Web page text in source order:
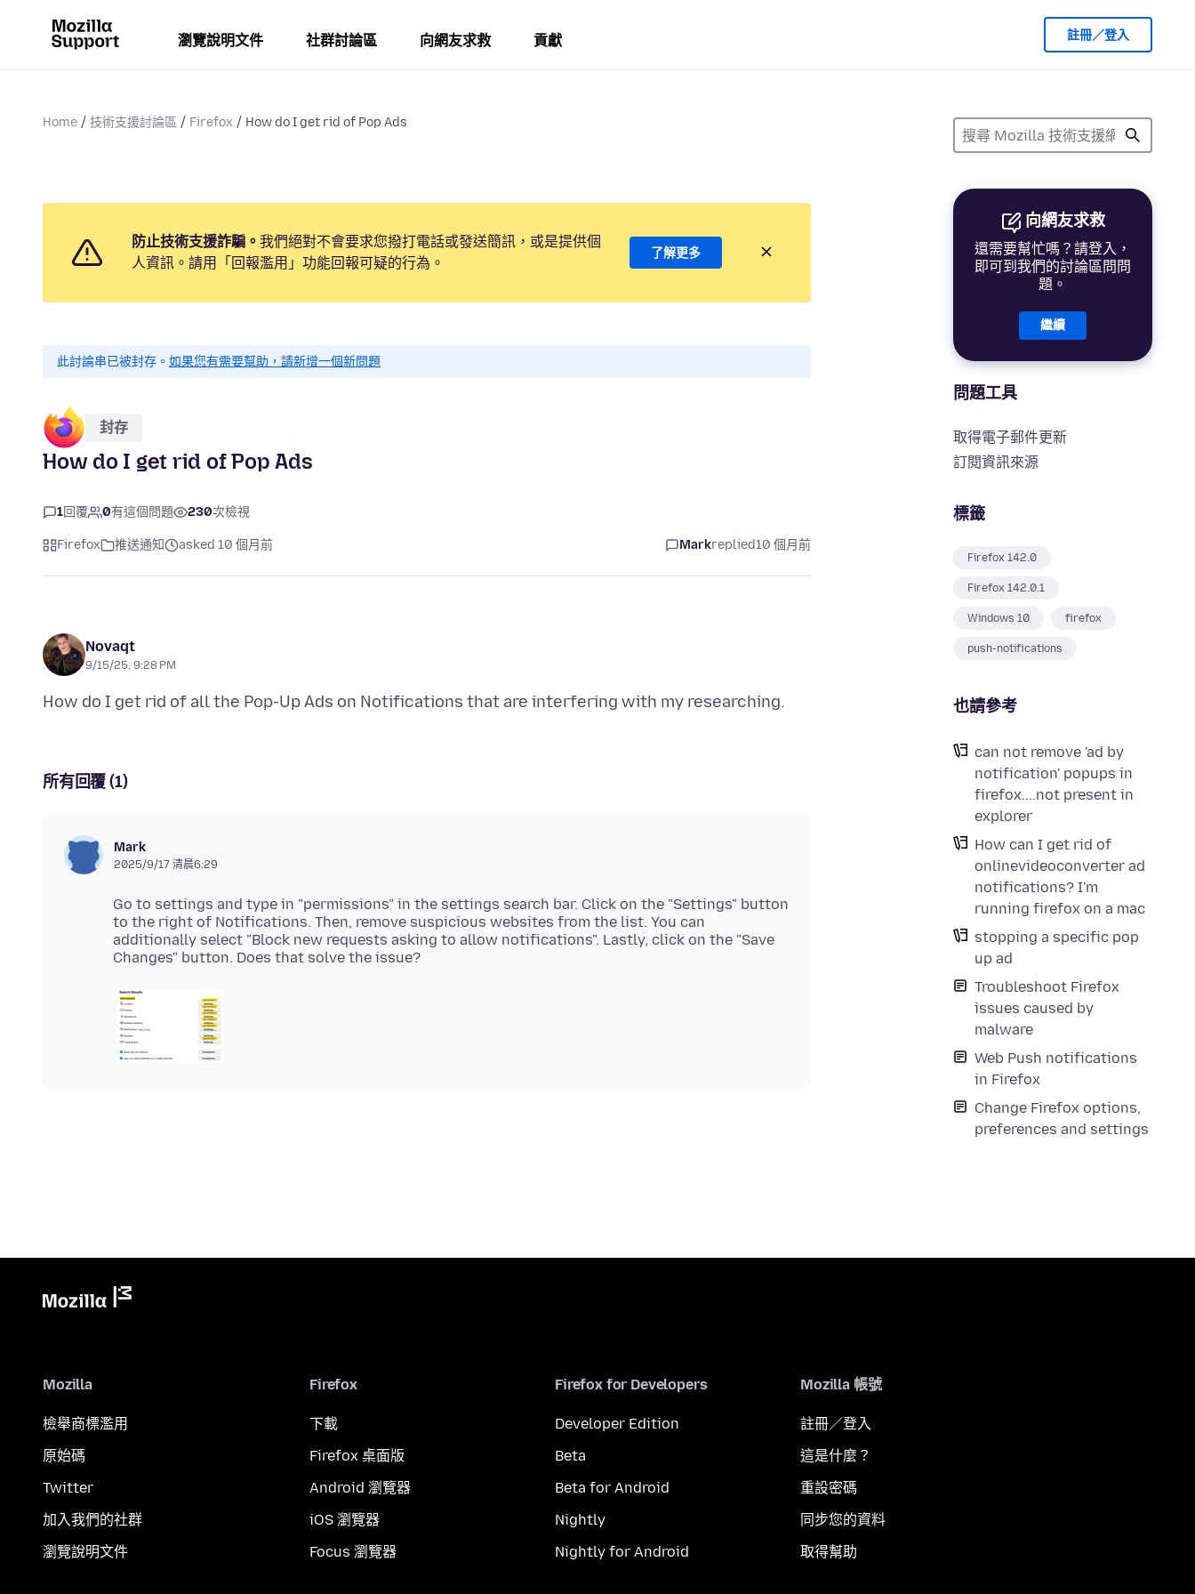
瀏覽說明文件 社群討論區 向網友求救 貢獻 註冊／登入
Home 技術支援討論區 Firefox How do I get rid of Pop Ads
向網友求救
還需要幫忙嗎？請登入，
即可到我們的討論區問問
題。
繼續
問題工具
取得電子郵件更新
訂閱資訊來源
標籤
Firefox 142.0
Firefox 142.0.1
Windows 10 firefox
push-notifications
也請參考
can not remove 'ad by
notification' popups in
firefox....not present in
explorer
How can I get rid of
onlinevideoconverter ad
notifications? I'm
running firefox on a mac
stopping a specific pop
up ad
Troubleshoot Firefox
issues caused by
malware
Web Push notifications
in Firefox
Change Firefox options,
preferences and settings
防止技術支援詐騙。 我們絕對不會要求您撥打電話或發送簡訊，或是提供個
人資訊。請用「回報濫用」功能回報可疑的行為。
了解更多
此討論串已被封存。 如果您有需要幫助，請新增一個新問題
封存
How do I get rid of Pop Ads
1回覆 0有這個問題 230次檢視
Firefox 推送通知 asked 10 個月前 Markreplied10 個月前
Novaqt
9/15/25, 9:28 PM
所有回覆 (1)
Mark
2025/9/17 清晨6:29
Go to settings and type in "permissions" in the settings search bar. Click on the "Settings" button
to the right of Notifications. Then, remove suspicious websites from the list. You can
additionally select "Block new requests asking to allow notifications". Lastly, click on the "Save
Mozilla
檢舉商標濫用
原始碼
Twitter
加入我們的社群
瀏覽說明文件
Firefox
下載
Firefox 桌面版
Android 瀏覽器
iOS 瀏覽器
Focus 瀏覽器
Firefox for Developers
Developer Edition
Beta
Beta for Android
Nightly
Nightly for Android
Mozilla 帳號
註冊／登入
這是什麼？
重設密碼
同步您的資料
取得幫助